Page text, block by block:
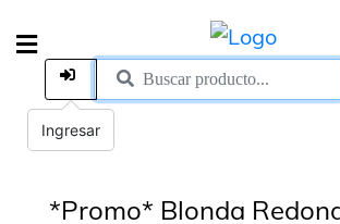
*Promo* Blonda
Ingresar